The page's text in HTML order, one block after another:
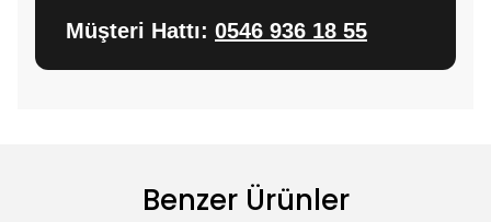
Müşteri Hattı: 0546 936 18 55
Benzer Ürünler